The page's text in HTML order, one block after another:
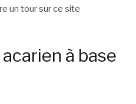
un tour sur ce site
à base